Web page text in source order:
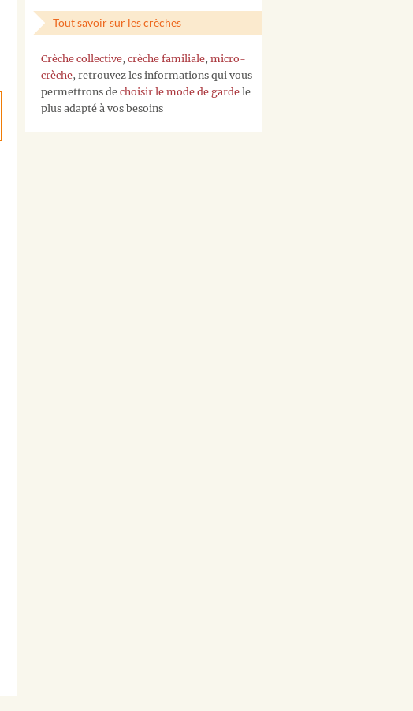
Tout savoir sur les crèches
Crèche collective, crèche familiale, micro-
crèche, retrouvez les informations qui vous
permettrons de choisir le mode de garde le
plus adapté à vos besoins